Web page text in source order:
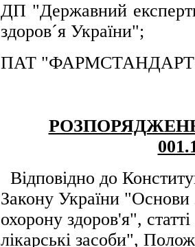
ДП "Державний
здоров´я України";
ПАТ "ФАРМСТАНДАРТ-
Відповідно до
Закону України "Основи
охорону здоров'я",
лікарські засоби",